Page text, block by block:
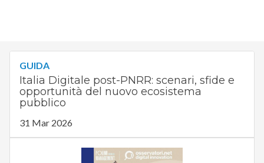
GUIDA
Italia Digitale post-PNRR: scenari, sfide e
opportunità del nuovo ecosistema
pubblico
31 Mar 2026